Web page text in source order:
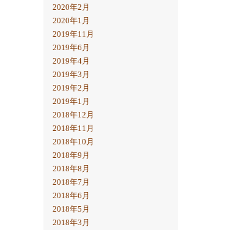
2020年2月
2020年1月
2019年11月
2019年6月
2019年4月
2019年3月
2019年2月
2019年1月
2018年12月
2018年11月
2018年10月
2018年9月
2018年8月
2018年7月
2018年6月
2018年5月
2018年3月